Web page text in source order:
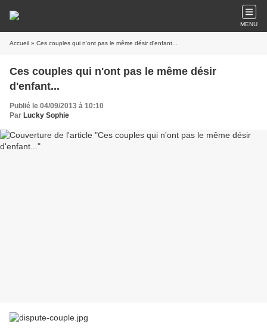
MENU
Accueil » Ces couples qui n'ont pas le même désir d'enfant...
Ces couples qui n'ont pas le même désir
d'enfant...
Publié le 04/09/2013 à 10:10
Par Lucky Sophie